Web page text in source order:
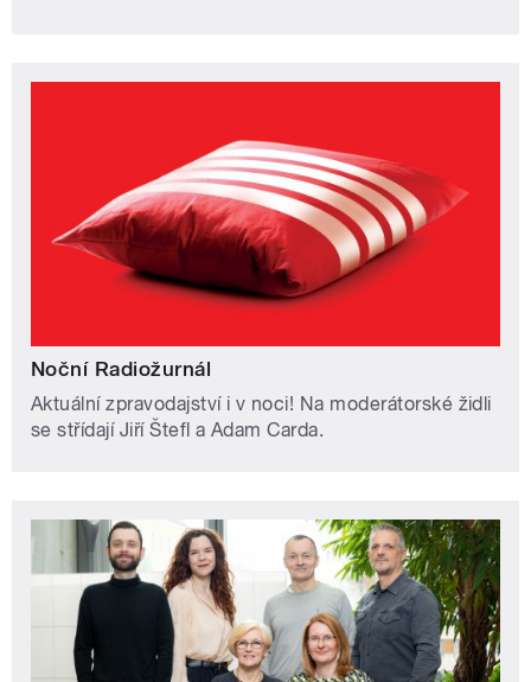
Noční Radiožurnál
Aktuální zpravodajství i v noci! Na moderátorské židli
se střídají Jiří Štefl a Adam Carda.